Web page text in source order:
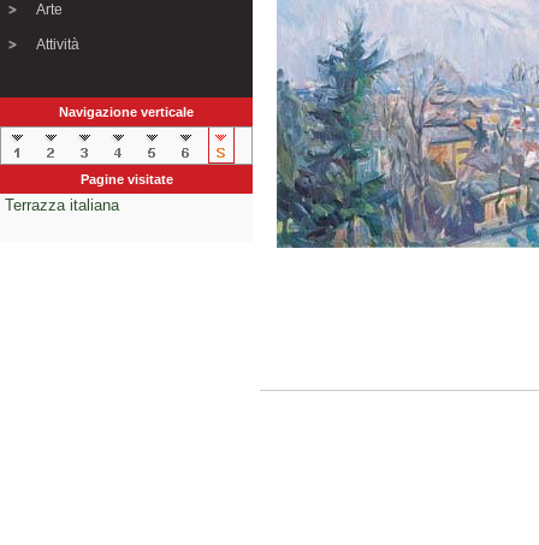
Arte
Attività
Navigazione verticale
Pagine visitate
Terrazza italiana